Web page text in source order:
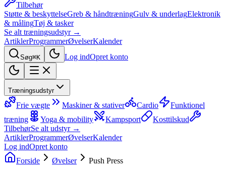
Tilbehør
Støtte & beskyttelseGreb & håndtræningGulv & underlagElektronik
& målingTøj & tasker
Se alt træningsudstyr →
ArtiklerProgrammerØvelserKalender
Søg⌘K Log indOpret konto
Træningsudstyr
Frie vægte Maskiner & stativer Cardio
Funktionel
træning
Yoga & mobility Kampsport
Kosttilskud
TilbehørSe alt udstyr →
ArtiklerProgrammerØvelserKalender
Log indOpret konto
Forside
Øvelser Push Press